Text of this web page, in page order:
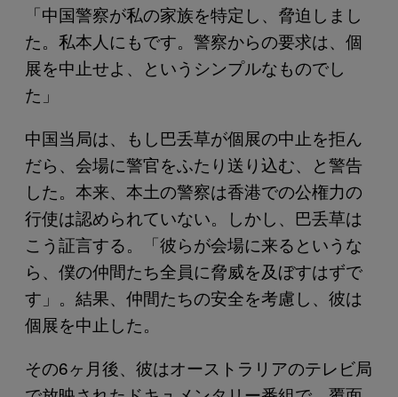
「中国警察が私の家族を特定し、脅迫しまし
た。私本人にもです。警察からの要求は、個
展を中止せよ、というシンプルなものでし
た」
中国当局は、もし巴丢草が個展の中止を拒ん
だら、会場に警官をふたり送り込む、と警告
した。本来、本土の警察は香港での公権力の
行使は認められていない。しかし、巴丢草は
こう証言する。「彼らが会場に来るというな
ら、僕の仲間たち全員に脅威を及ぼすはずで
す」。結果、仲間たちの安全を考慮し、彼は
個展を中止した。
その6ヶ月後、彼はオーストラリアのテレビ局